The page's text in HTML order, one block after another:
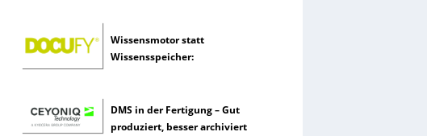
Wissensmotor statt
Wissensspeicher:
DMS in der Fertigung – Gut
produziert, besser archiviert